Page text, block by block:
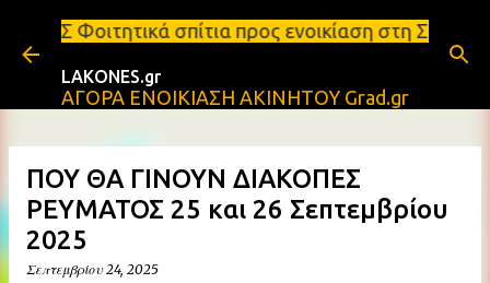
Μετάβαση στο κύριο περιεχόμενο
σπίτια προς ενοικίαση στη Σπάρτη Ενοικιάσεις
LAKONES.gr
ΑΓΟΡΑ ΕΝΟΙΚΙΑΣΗ ΑΚΙΝΗΤΟΥ Grad.gr
ΠΟΥ ΘΑ ΓΙΝΟΥΝ ΔΙΑΚΟΠΕΣ
ΡΕΥΜΑΤΟΣ 25 και 26 Σεπτεμβρίου
2025
Σεπτεμβρίου 24, 2025